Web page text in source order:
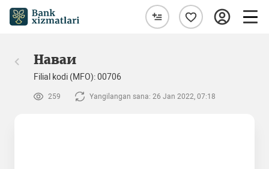
Наваи
Filial kodi (MFO): 00706
259 Yangilangan sana: 26 Jan 2022, 07:18